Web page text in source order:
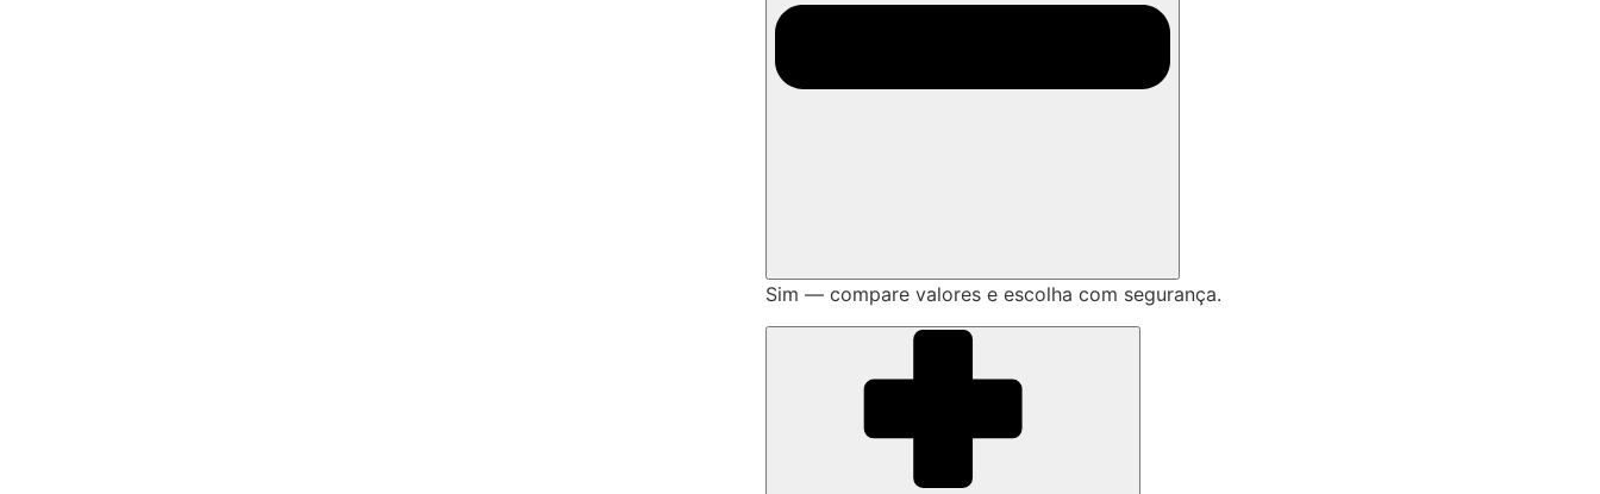
Sim — compare valores e escolha com segurança.